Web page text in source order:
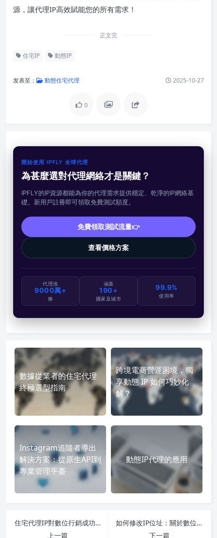
源，讓代理IP高效賦能您的所有需求！
正文完
住宅IP 動態IP
发表至： 動態住宅代理 2025-10-27
0
開始使用 IPFLY 全球代理
為甚麼選對代理網絡才是關鍵？
IPFLY的IP資源都能為你的代理需求提供穩定、乾淨的IP網絡基
礎。新用戶註冊即可領取免費測試額度。
免費領取測試流量👉
查看價格方案
代理池
9000萬+
條
涵蓋
190+
國家及城市
99.9%
使用率
數據從業者的住宅代理
終極選型指南
跨境電商營運困境，獨
享動態 IP 如何巧妙化
解？
Instagram追隨者導出
解決方案：從原生API到
專業管理平臺
動態IP代理的應用
住宅代理IP對數位行銷成功至關重要的最佳理由
上一篇
如何修改IP位址：關於數位定位的完整指南
下一篇